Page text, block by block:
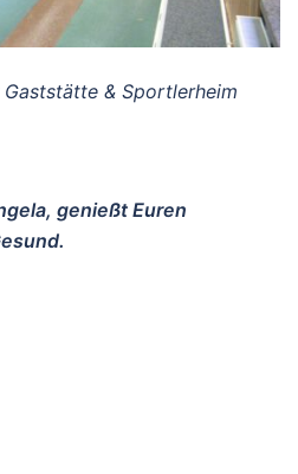
& Sportlerheim
genießt Euren